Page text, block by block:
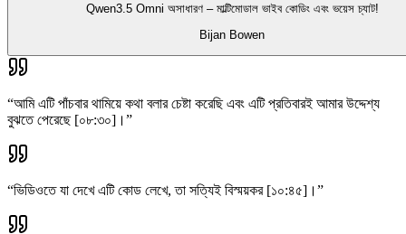
Qwen3.5 Omni অসাধারণ – মাল্টিমোডাল ভাইব কোডিং এবং ভয়েস চ্যাট!
Bijan Bowen
“আমি এটি পাঁচবার থামিয়ে কথা বলার চেষ্টা করেছি এবং এটি প্রতিবারই আমার উদ্দেশ্য
বুঝতে পেরেছে [০৮:৩০]। ”
“ভিডিওতে যা দেখে এটি কোড লেখে, তা সত্যিই বিস্ময়কর [১০:৪৫]। ”